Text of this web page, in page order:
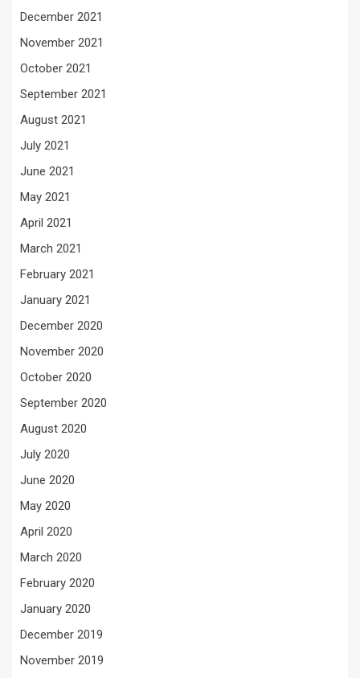
December 2021
November 2021
October 2021
September 2021
August 2021
July 2021
June 2021
May 2021
April 2021
March 2021
February 2021
January 2021
December 2020
November 2020
October 2020
September 2020
August 2020
July 2020
June 2020
May 2020
April 2020
March 2020
February 2020
January 2020
December 2019
November 2019